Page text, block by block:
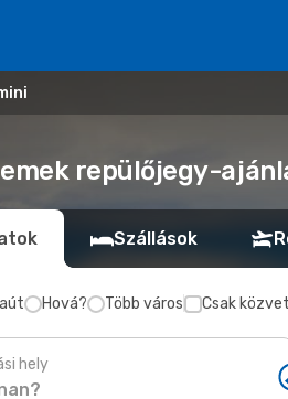
repülőjegy-
Szállások
Hová? Több város Csak
hely